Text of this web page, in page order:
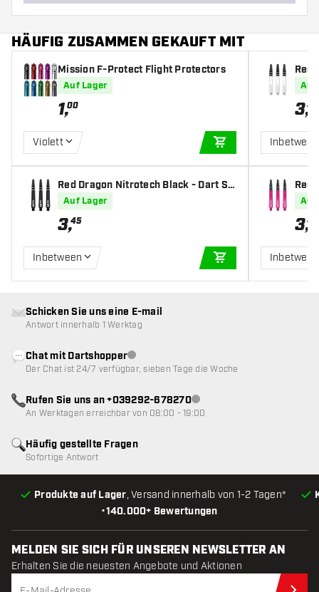
HÄUFIG ZUSAMMEN GEKAUFT MIT
Mission F-Protect Flight Protectors
Auf Lager
1,00
Violett
IN DEN
Red Dragon Nitrotech Black - Dart Sh
afts
Auf Lager
3,45
Inbetween
IN DEN
Red
afts
Auf
3,45
Inbetween
Red
fts
Auf
3,45
Inbetween
•140.000+ Bewertungen
Produkte auf Lager, Versand innerhalb von 1-2 Tagen*
Häufig gestellte Fragen
Sofortige Antwort
Schicken Sie uns eine E-mail
Antwort innerhalb 1 Werktag
Chat mit DartshopperKundenservice nicht verfügbar
Der Chat ist 24/7 verfügbar, sieben Tage die Woche
Rufen Sie uns an +039292-678270Kundenservice nicht
An Werktagen erreichbar von 08:00 - 19:00
MELDEN SIE SICH FÜR UNSEREN NEWSLETTER AN
Erhalten Sie die neuesten Angebote und Aktionen